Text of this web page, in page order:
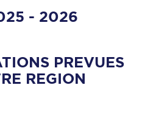
- 2026
PREVUES
REGION